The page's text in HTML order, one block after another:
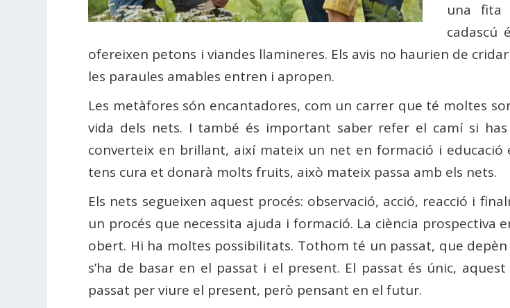
una fita
cadascú
ofereixen petons i viandes llamineres. Els avis no haurien de
les paraules amables entren i apropen.
Les metàfores són encantadores, com un carrer que té moltes
vida dels nets. I també és important saber refer el camí si
converteix en brillant, així mateix un net en formació i
tens cura et donarà molts fruits, això mateix passa amb els nets.
Els nets segueixen aquest procés: observació, acció, reacció i
un procés que necessita ajuda i formació. La ciència
obert. Hi ha moltes possibilitats. Tothom té un passat, que
s’ha de basar en el passat i el present. El passat és únic,
passat per viure el present, però pensant en el futur.